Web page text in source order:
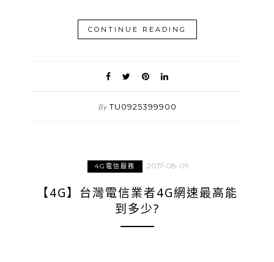
CONTINUE READING
By TU0925399900
4G電信服務 2017-08-09
【4G】台灣電信業者4G網速最高能
到多少?